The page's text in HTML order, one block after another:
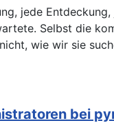
jede
Selbst die
wie wir sie
bei